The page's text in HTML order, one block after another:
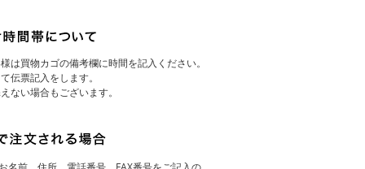
は買物カゴの備考欄に時間を記入ください。
伝票記入をします。
ない場合もございます。